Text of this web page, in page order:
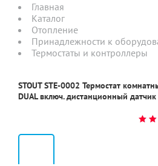
Главная
Каталог
Отопление
Принадлежности к
Термостаты и контроллеры
STOUT STE-0002 Термостат
DUAL включ. дистанционный